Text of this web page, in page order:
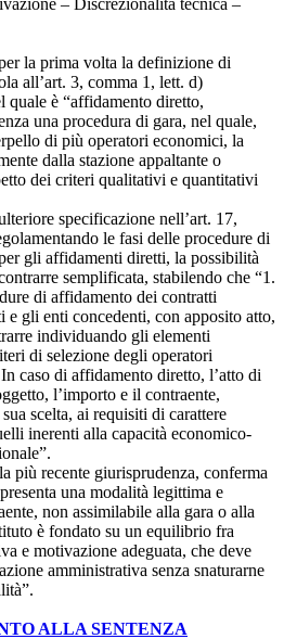
la prima volta la definizione di
all’art. 3, comma 1, lett. d)
quale è “affidamento diretto,
una procedura di gara, nel quale,
di più operatori economici, la
dalla stazione appaltante o
dei criteri qualitativi e quantitativi
specificazione nell’art. 17,
le fasi delle procedure di
gli affidamenti diretti, la possibilità
semplificata, stabilendo che “1.
di affidamento dei contratti
e gli enti concedenti, con apposito atto,
individuando gli elementi
di selezione degli operatori
caso di affidamento diretto, l’atto di
l’importo e il contraente,
scelta, ai requisiti di carattere
inerenti alla capacità economico-
più recente giurisprudenza, conferma
una modalità legittima e
non assimilabile alla gara o alla
è fondato su un equilibrio fra
e motivazione adeguata, che deve
amministrativa senza snaturarne
ALLA SENTENZA